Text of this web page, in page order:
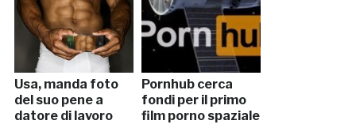
Usa, manda foto
del suo pene a
datore di lavoro
Pornhub cerca
fondi per il primo
film porno spaziale